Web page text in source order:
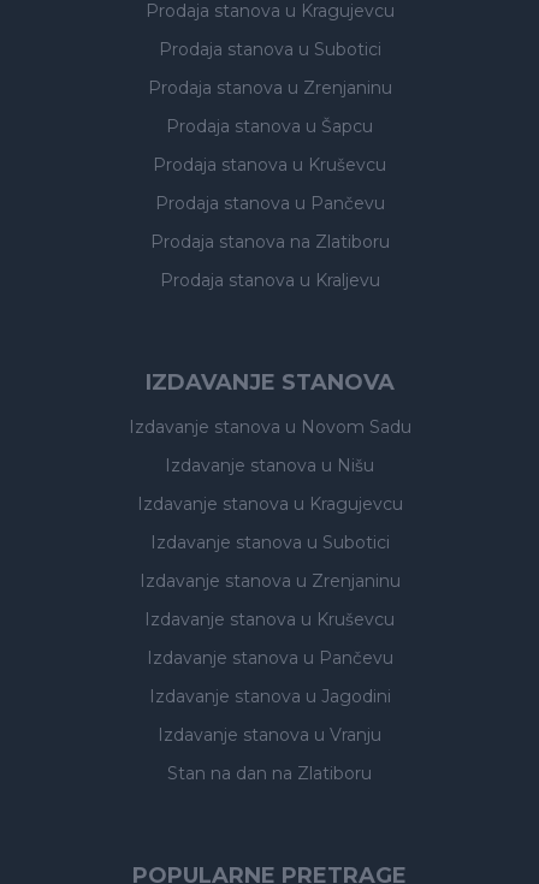
Prodaja stanova u Kragujevcu
Prodaja stanova u Subotici
Prodaja stanova u Zrenjaninu
Prodaja stanova u Šapcu
Prodaja stanova u Kruševcu
Prodaja stanova u Pančevu
Prodaja stanova na Zlatiboru
Prodaja stanova u Kraljevu
IZDAVANJE STANOVA
Izdavanje stanova u Novom Sadu
Izdavanje stanova u Nišu
Izdavanje stanova u Kragujevcu
Izdavanje stanova u Subotici
Izdavanje stanova u Zrenjaninu
Izdavanje stanova u Kruševcu
Izdavanje stanova u Pančevu
Izdavanje stanova u Jagodini
Izdavanje stanova u Vranju
Stan na dan na Zlatiboru
POPULARNE PRETRAGE